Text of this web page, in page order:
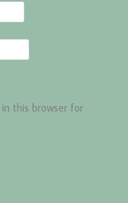
this browser for